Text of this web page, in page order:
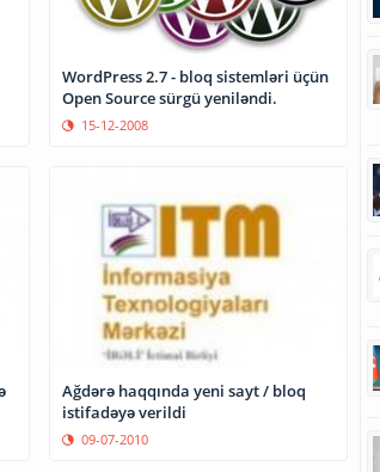
WordPress 2.7 - bloq sistemləri üçün
Open Source sürgü yeniləndi.
15-12-2008
Ağdərə haqqında yeni sayt / bloq
istifadəyə verildi
09-07-2010